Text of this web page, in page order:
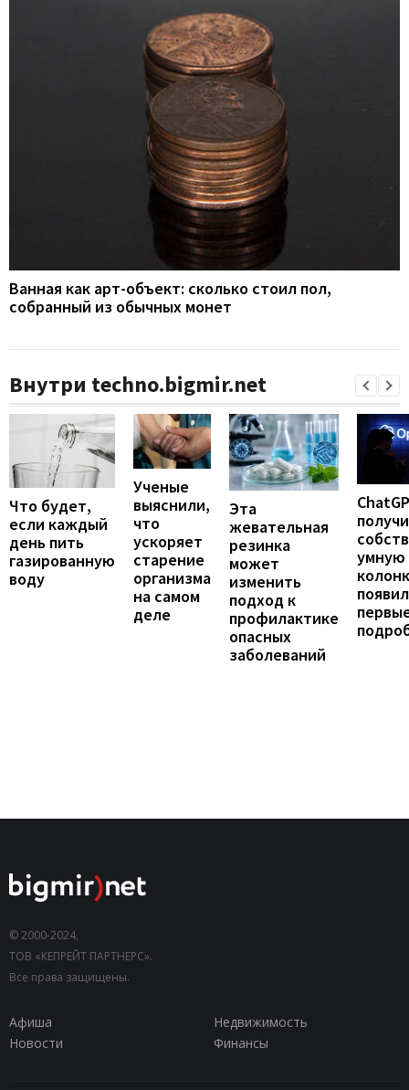
Ванная как арт-объект: сколько стоил пол,
собранный из обычных монет
Внутри techno.bigmir.net
Что будет,
если каждый
день пить
газированную
воду
Ученые
выяснили,
что
ускоряет
старение
организма
на самом
деле
Эта
жевательная
резинка
может
изменить
подход к
профилактике
опасных
заболеваний
умную
© 2000-2024,
ТОВ «КЕПРЕЙТ ПАРТНЕРС».
Все права защищены.
Афиша
Недвижимость
Новости
Финансы